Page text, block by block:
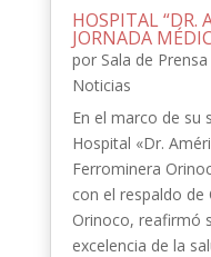
HOSPITAL “DR.
JORNADA
por Sala de Prensa
Noticias
En el marco de su
Hospital «Dr.
Ferrominera
con el respaldo de
Orinoco, reafirmó
excelencia de la